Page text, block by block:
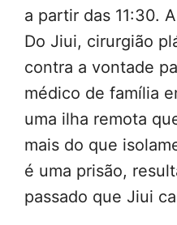
a partir das 11:30.
Do Jiui, cirurgião
contra a vontade
médico de família
uma ilha remota
mais do que
é uma prisão,
passado que Jiui